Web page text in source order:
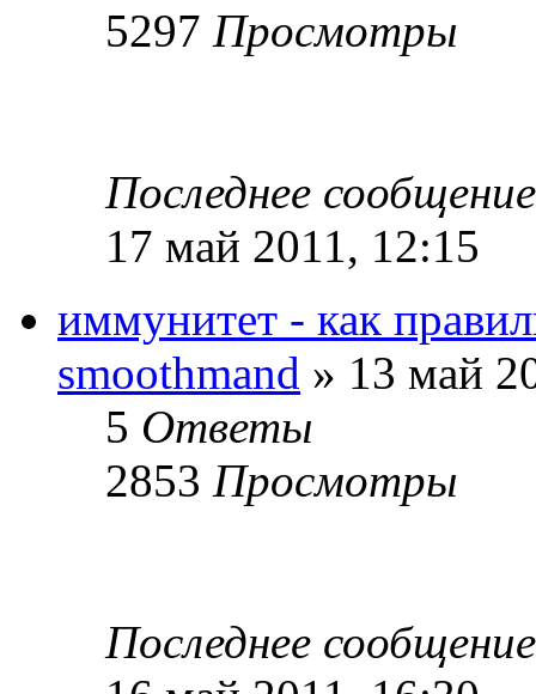
5297 Просмотры
Последнее
17 май 2011, 12:15
иммунитет - как
smoothmand » 13 май
5 Ответы
2853 Просмотры
Последнее